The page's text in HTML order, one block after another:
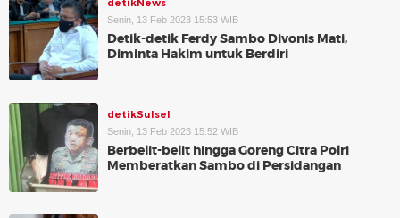
detikNews
Senin, 13 Feb 2023 15:53 WIB
Detik-detik Ferdy Sambo Divonis Mati,
Diminta Hakim untuk Berdiri
detikSulsel
Senin, 13 Feb 2023 15:52 WIB
Berbelit-belit hingga Goreng Citra Polri
Memberatkan Sambo di Persidangan